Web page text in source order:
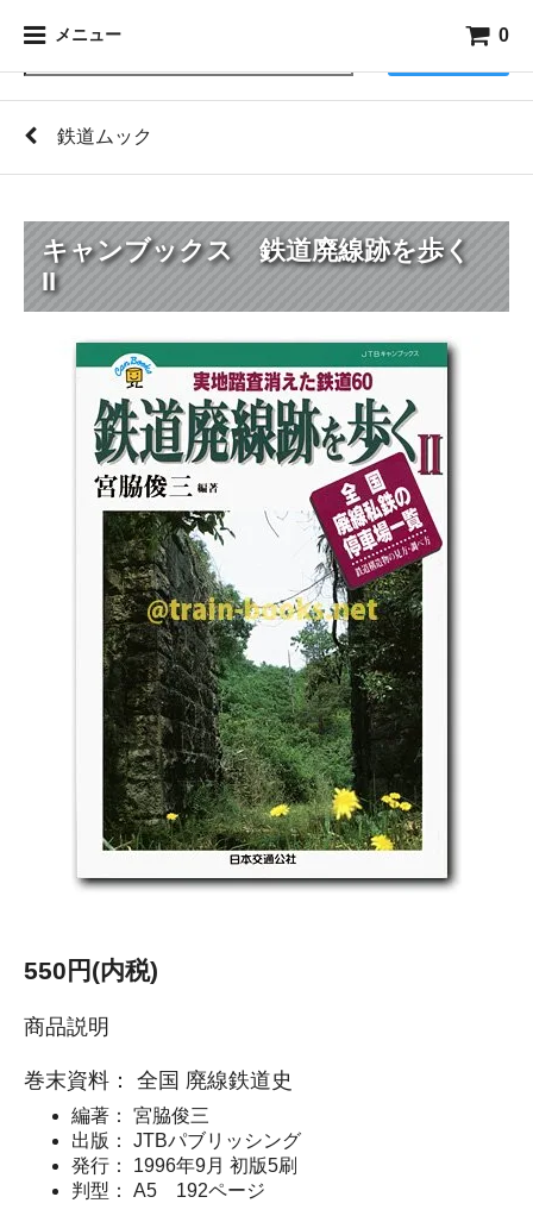
メニュー 0
鉄道ムック
キャンブックス 鉄道廃線跡を歩く
II
550円(内税)
商品説明
巻末資料： 全国 廃線鉄道史
編著： 宮脇俊三
出版： JTBパブリッシング
発行： 1996年9月 初版5刷
判型： A5 192ページ